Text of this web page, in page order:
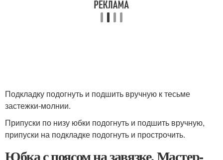
Подкладку подогнуть и подшить вручную к тесьме
застежки-молнии.
Припуски по низу юбки подогнуть и подшить вручную,
припуски на подкладке подогнуть и прострочить.